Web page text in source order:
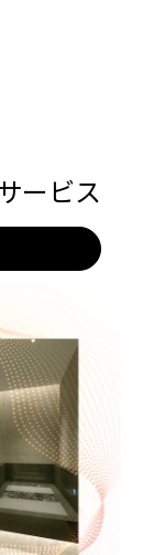
ービス